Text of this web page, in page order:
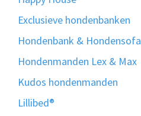
Exclusieve hondenbanken
Hondenbank & Hondensofa
Hondenmanden Lex & Max
Kudos hondenmanden
Lillibed®